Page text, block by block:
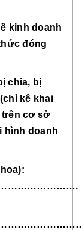
kinh doanh
đóng
chia, bị
kê khai
cơ sở
hình doanh